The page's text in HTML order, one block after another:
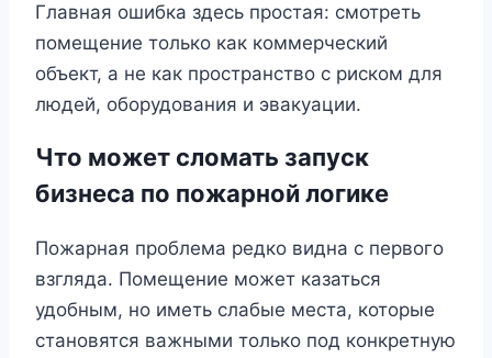
Главная ошибка здесь простая: смотреть
помещение только как коммерческий
объект, а не как пространство с риском для
людей, оборудования и эвакуации.
Что может сломать запуск
бизнеса по пожарной логике
Пожарная проблема редко видна с первого
взгляда. Помещение может казаться
удобным, но иметь слабые места, которые
становятся важными только под конкретную